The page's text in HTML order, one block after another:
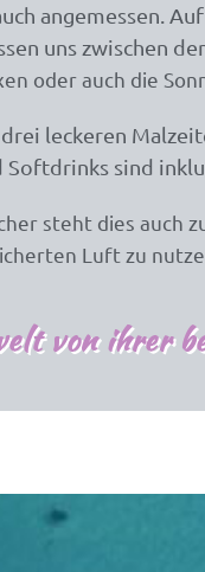
angemessen.
uns zwischen
oder auch die
leckeren
Softdrinks sind
steht dies auch
Luft zu
von ihrer